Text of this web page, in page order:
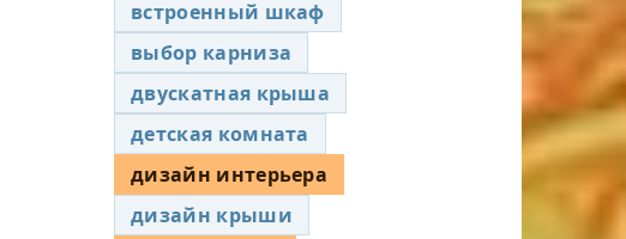
встроенный шкаф
выбор карниза
двускатная крыша
детская комната
дизайн интерьера
дизайн крыши